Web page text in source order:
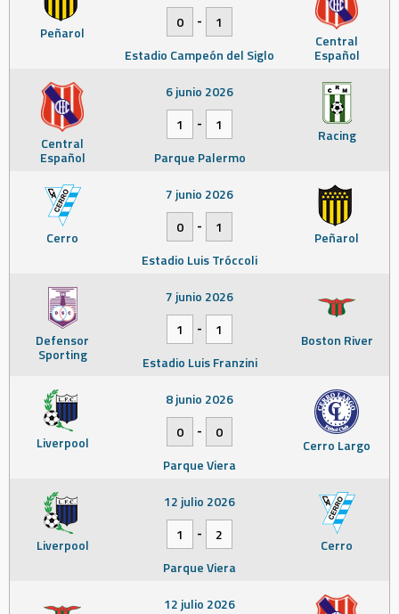
Peñarol Central
Español
0
-
1
Estadio Campeón del Siglo
Central
Español
Racing
6 junio 2026
1
-
1
Parque Palermo
Cerro Peñarol
7 junio 2026
0
-
1
Estadio Luis Tróccoli
Defensor
Sporting
Boston River
7 junio 2026
1
-
1
Estadio Luis Franzini
Liverpool Cerro Largo
8 junio 2026
0
-
0
Parque Viera
Liverpool Cerro
12 julio 2026
1
-
2
Parque Viera
12 julio 2026